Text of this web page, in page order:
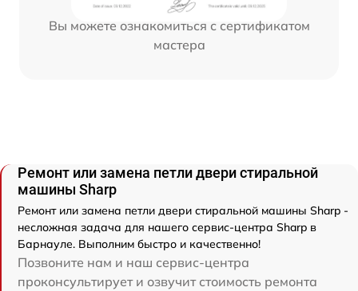
Вы можете ознакомиться с сертификатом
мастера
Ремонт или замена петли двери стиральной
машины Sharp
Ремонт или замена петли двери стиральной машины Sharp -
несложная задача для нашего сервис-центра Sharp в
Барнауле. Выполним быстро и качественно!
Позвоните нам и наш сервис-центра
проконсультирует и озвучит стоимость ремонта